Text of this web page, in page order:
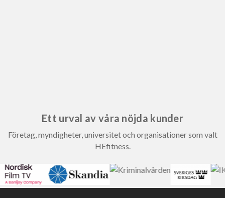
Ett urval av våra nöjda kunder
Företag, myndigheter, universitet och organisationer som valt
HEfitness.